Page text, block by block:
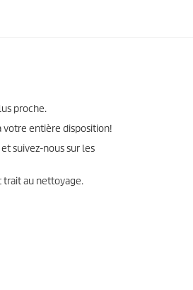
proche.
votre entière disposition!
suivez-nous sur les
trait au nettoyage.